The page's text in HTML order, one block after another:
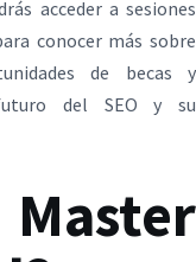
acceder a sesiones
conocer más sobre
de becas y
del SEO y su